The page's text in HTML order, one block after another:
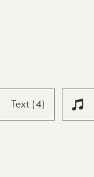
Text (4)